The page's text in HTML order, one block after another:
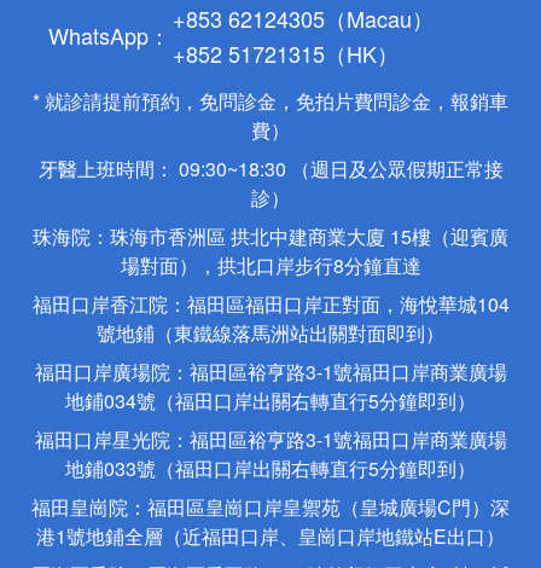
WhatsApp：
+853 62124305（Macau）
+852 51721315（HK）
* 就診請提前預約，免問診金，免拍片費問診金，報銷車
費）
牙醫上班時間： 09:30~18:30 （週日及公眾假期正常接
診）
珠海院：珠海市香洲區 拱北中建商業大廈 15樓（迎賓廣
場對面），拱北口岸步行8分鐘直達
福田口岸香江院：福田區福田口岸正對面，海悅華城104
號地鋪（東鐵線落馬洲站出關對面即到）
福田口岸廣場院：福田區裕亨路3-1號福田口岸商業廣場
地鋪034號（福田口岸出關右轉直行5分鐘即到）
福田口岸星光院：福田區裕亨路3-1號福田口岸商業廣場
地鋪033號（福田口岸出關右轉直行5分鐘即到）
福田皇崗院：福田區皇崗口岸皇禦苑（皇城廣場C門）深
港1號地鋪全層（近福田口岸、皇崗口岸地鐵站E出口）